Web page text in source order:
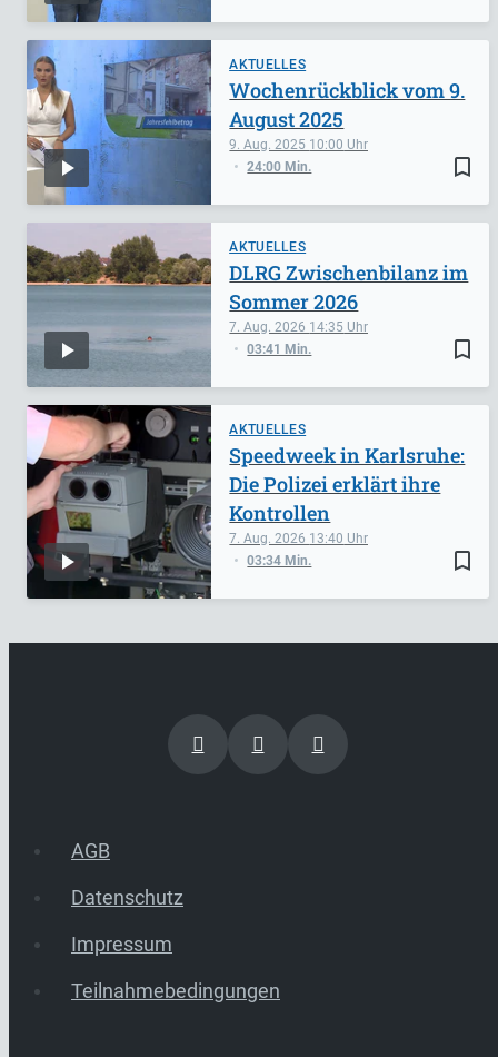
AKTUELLES
bookmark_border
9. Aug. 2025 10:00
24:00 Min.
Wochenrückblick vom 9.
August 2025
AKTUELLES
bookmark_border
7. Aug. 2026 14:35
03:41 Min.
DLRG Zwischenbilanz im
Sommer 2026
AKTUELLES
bookmark_border
7. Aug. 2026 13:40
03:34 Min.
Speedweek in Karlsruhe:
Die Polizei erklärt ihre
Kontrollen
AGB
Datenschutz
Impressum
Teilnahmebedingungen